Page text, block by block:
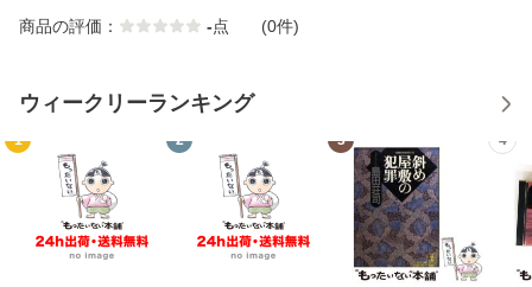
商品の評価： -点 (0件)
ウィークリーランキング
1 2 3 4